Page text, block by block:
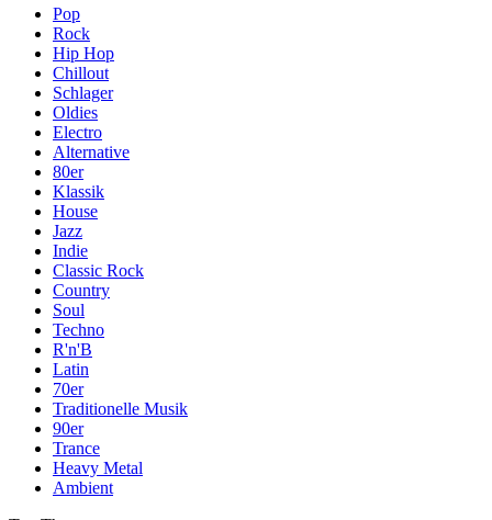
Pop
Rock
Hip Hop
Chillout
Schlager
Oldies
Electro
Alternative
80er
Klassik
House
Jazz
Indie
Classic Rock
Country
Soul
Techno
R'n'B
Latin
70er
Traditionelle Musik
90er
Trance
Heavy Metal
Ambient